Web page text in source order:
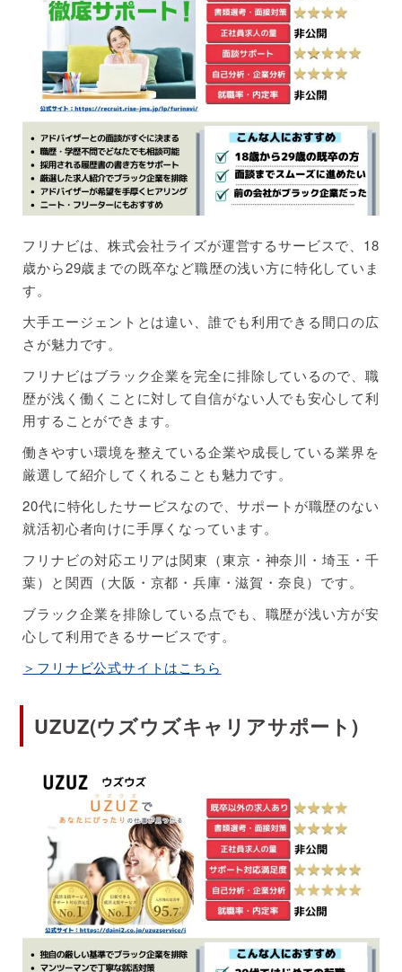
フリナビは、株式会社ライズが運営するサービスで、18
歳から29歳までの既卒など職歴の浅い方に特化していま
す。
大手エージェントとは違い、誰でも利用できる間口の広
さが魅力です。
フリナビはブラック企業を完全に排除しているので、職
歴が浅く働くことに対して自信がない人でも安心して利
用することができます。
働きやすい環境を整えている企業や成長している業界を
厳選して紹介してくれることも魅力です。
20代に特化したサービスなので、サポートが職歴のない
就活初心者向けに手厚くなっています。
フリナビの対応エリアは関東（東京・神奈川・埼玉・千
葉）と関西（大阪・京都・兵庫・滋賀・奈良）です。
ブラック企業を排除している点でも、職歴が浅い方が安
心して利用できるサービスです。
＞フリナビ公式サイトはこちら
UZUZ(ウズウズキャリアサポート)